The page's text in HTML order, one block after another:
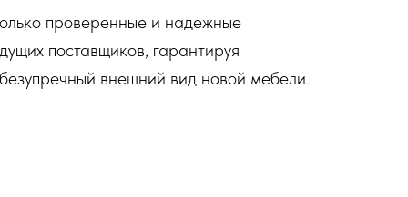
проверенные и надежные
поставщиков, гарантируя
внешний вид новой мебели.